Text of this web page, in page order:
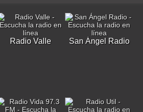
Radio Valle San Ángel Radio